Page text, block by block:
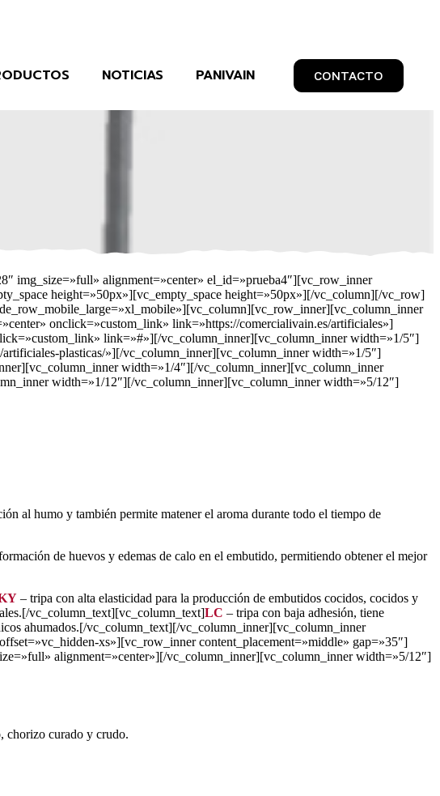
NOTICIAS PANIVAIN CONTACTO
img_size=»full» alignment=»center» el_id=»prueba4″][vc_row_inner
height=»50px»][vc_empty_space height=»50px»][/vc_column][/vc_row]
onclick=»custom_link» link=»https://comercialivain.es/artificiales»]
link=»#»][/vc_column_inner][vc_column_inner width=»1/5″]
plasticas/»][/vc_column_inner][vc_column_inner width=»1/5″]
width=»1/4″][/vc_column_inner][vc_column_inner
width=»1/12″][/vc_column_inner][vc_column_inner width=»5/12″]
al humo y también permite matener el aroma durante todo el tiempo de
de huevos y edemas de calo en el embutido, permitiendo obtener el mejor
– tripa con alta elasticidad para la producción de embutidos cocidos, cocidos y
vc_column_text][vc_column_text]LC – tripa con baja adhesión, tiene
ahumados.[/vc_column_text][/vc_column_inner][vc_column_inner
xs»][vc_row_inner content_placement=»middle» gap=»35″]
alignment=»center»][/vc_column_inner][vc_column_inner width=»5/12″]
chorizo curado y crudo.